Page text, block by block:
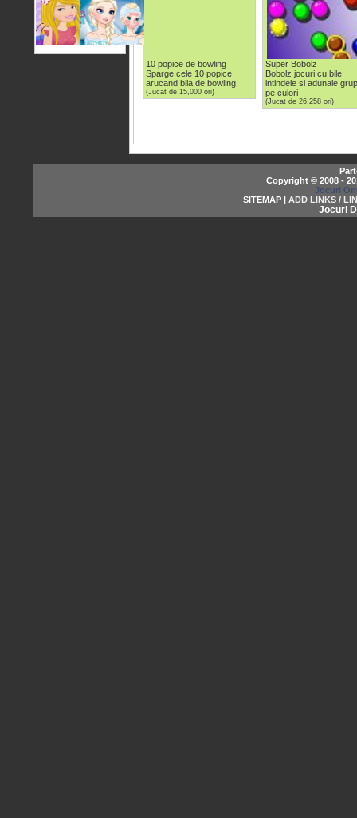
10 popice de bowling
Sparge cele 10 popice
arucand bila de bowling.
(Jucat de 15,000 ori)
Super Bobolz
Bobolz jocuri cu bile
intindele si adunale
pe culori
(Jucat de 26,258 ori)
Copyright © 2008 -
Jocuri
SITEMAP | ADD LINKS /
Jocuri